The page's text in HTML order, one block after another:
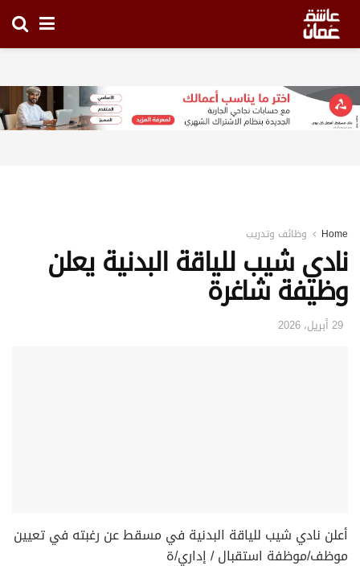
Home وظائف وتدريب
نادي شيب للياقة البدنية يعلن
وظيفة شاغرة
29 أبريل، 2026
أعلن نادي شيب للياقة البدنية في مسقط عن رغبته في تعيين
موظف/موظفة استقبال / إداري/ة